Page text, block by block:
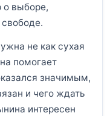
о выборе,
не как сухая
помогает
значимым,
и чего ждать
интересен